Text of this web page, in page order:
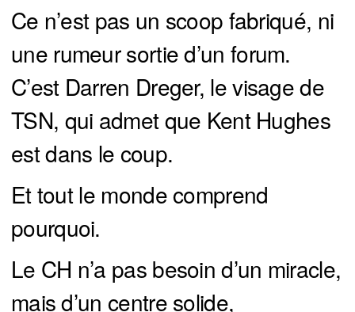
Ce n’est pas un scoop fabriqué, ni
une rumeur sortie d’un forum.
C’est Darren Dreger, le visage de
TSN, qui admet que Kent Hughes
est dans le coup.
Et tout le monde comprend
pourquoi.
Le CH n’a pas besoin d’un miracle,
mais d’un centre solide,